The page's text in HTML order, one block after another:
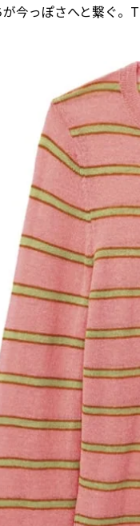
今っぽさへと繋ぐ